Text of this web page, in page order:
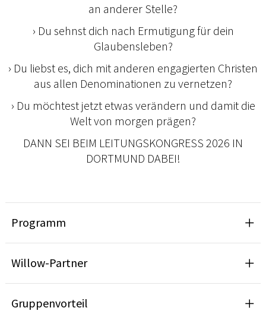
an anderer Stelle?
› Du sehnst dich nach Ermutigung für dein
Glaubensleben?
› Du liebst es, dich mit anderen engagierten Christen
aus allen Denominationen zu vernetzen?
› Du möchtest jetzt etwas verändern und damit die
Welt von morgen prägen?
DANN SEI BEIM LEITUNGSKONGRESS 2026 IN
DORTMUND DABEI!
Programm
Willow-Partner
Gruppenvorteil